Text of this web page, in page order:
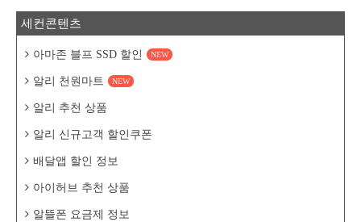
세컨콘텐츠
아마존 블프 SSD 할인 NEW
알리 천원마트 NEW
알리 추천 상품
알리 신규고객 할인쿠폰
배달앱 할인 정보
아이허브 추천 상품
알뜰폰 요금제 정보